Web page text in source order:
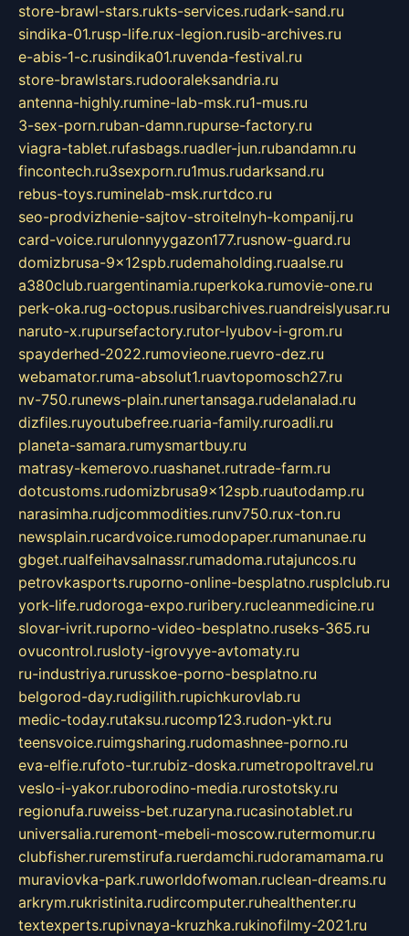
store-brawl-stars.rukts-services.rudark-sand.ru
sindika-01.rusp-life.rux-legion.rusib-archives.ru
e-abis-1-c.rusindika01.ruvenda-festival.ru
store-brawlstars.rudooraleksandria.ru
antenna-highly.rumine-lab-msk.ru1-mus.ru
3-sex-porn.ruban-damn.rupurse-factory.ru
viagra-tablet.rufasbags.ruadler-jun.rubandamn.ru
fincontech.ru3sexporn.ru1mus.rudarksand.ru
rebus-toys.ruminelab-msk.rurtdco.ru
seo-prodvizhenie-sajtov-stroitelnyh-kompanij.ru
card-voice.rurulonnyygazon177.rusnow-guard.ru
domizbrusa-9x12spb.rudemaholding.ruaalse.ru
a380club.ruargentinamia.ruperkoka.rumovie-one.ru
perk-oka.rug-octopus.rusibarchives.ruandreislyusar.ru
naruto-x.rupursefactory.rutor-lyubov-i-grom.ru
spayderhed-2022.rumovieone.ruevro-dez.ru
webamator.ruma-absolut1.ruavtopomosch27.ru
nv-750.runews-plain.runertansaga.rudelanalad.ru
dizfiles.ruyoutubefree.ruaria-family.ruroadli.ru
planeta-samara.rumysmartbuy.ru
matrasy-kemerovo.ruashanet.rutrade-farm.ru
dotcustoms.rudomizbrusa9x12spb.ruautodamp.ru
narasimha.rudjcommodities.runv750.rux-ton.ru
newsplain.rucardvoice.rumodopaper.rumanunae.ru
gbget.rualfeihavsalnassr.rumadoma.rutajuncos.ru
petrovkasports.ruporno-online-besplatno.rusplclub.ru
york-life.rudoroga-expo.ruribery.rucleanmedicine.ru
slovar-ivrit.ruporno-video-besplatno.ruseks-365.ru
ovucontrol.rusloty-igrovyye-avtomaty.ru
ru-industriya.rurusskoe-porno-besplatno.ru
belgorod-day.rudigilith.rupichkurovlab.ru
medic-today.rutaksu.rucomp123.rudon-ykt.ru
teensvoice.ruimgsharing.rudomashnee-porno.ru
eva-elfie.rufoto-tur.rubiz-doska.rumetropoltravel.ru
veslo-i-yakor.ruborodino-media.rurostotsky.ru
regionufa.ruweiss-bet.ruzaryna.rucasinotablet.ru
universalia.ruremont-mebeli-moscow.rutermomur.ru
clubfisher.ruremstirufa.ruerdamchi.rudoramamama.ru
muraviovka-park.ruworldofwoman.ruclean-dreams.ru
arkrym.rukristinita.rudircomputer.ruhealthenter.ru
textexperts.rupivnaya-kruzhka.rukinofilmy-2021.ru